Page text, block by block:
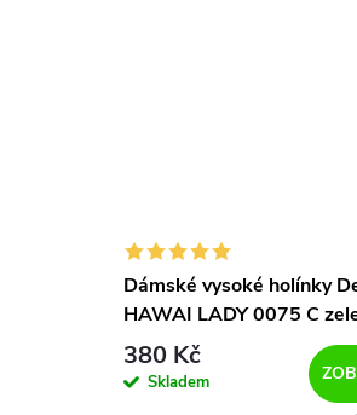
Dámské vysoké holínky
HAWAI LADY 0075 C
380 Kč
Skladem